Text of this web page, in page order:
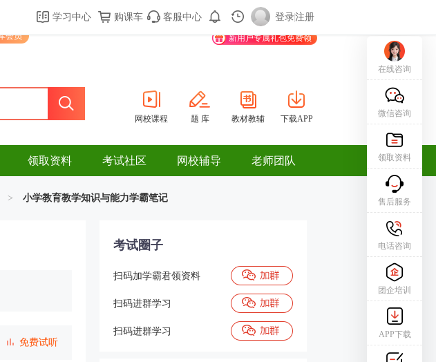
学习中心 购课车 客服中心 登录|注册
会员
作 企业团报 购课车 登录/注册
新用户专属礼包免费领
网校课程 题 库 教材教辅 下载APP
领取资料 考试社区 网校辅导 老师团队
> 小学教育教学知识与能力学霸笔记
考试圈子
扫码加学霸君领资料
扫码进群学习
扫码进群学习
在线咨询
微信咨询
领取资料
售后服务
电话咨询
团企培训
APP下载